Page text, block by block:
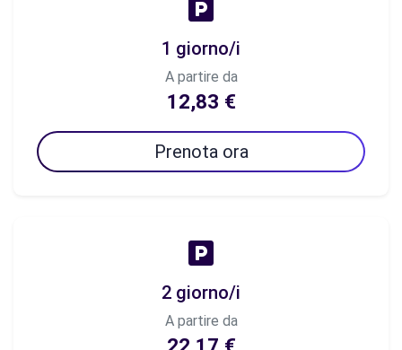
1 giorno/i
A partire da
12,83 €
Prenota ora
2 giorno/i
A partire da